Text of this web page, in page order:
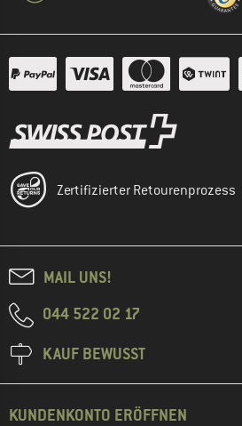
Zertifizierter Retourenprozess
MAIL UNS!
044 522 02 17
KAUF BEWUSST
KUNDENKONTO ERÖFFNEN